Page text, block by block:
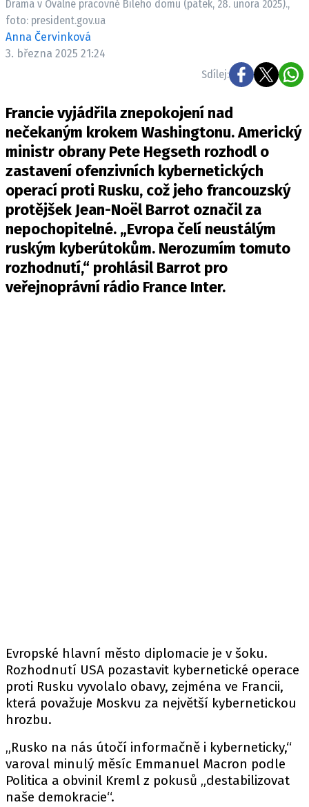
Drama v Oválné pracovně Bílého domu (pátek, 28. února 2025).,
foto: president.gov.ua
Anna Červinková
3. března 2025 21:24
Sdílej:
Francie vyjádřila znepokojení nad
nečekaným krokem Washingtonu. Americký
ministr obrany Pete Hegseth rozhodl o
zastavení ofenzivních kybernetických
operací proti Rusku, což jeho francouzský
protějšek Jean-Noël Barrot označil za
nepochopitelné. „Evropa čelí neustálým
ruským kyberútokům. Nerozumím tomuto
rozhodnutí,“ prohlásil Barrot pro
veřejnoprávní rádio France Inter.
Evropské hlavní město diplomacie je v šoku.
Rozhodnutí USA pozastavit kybernetické operace
proti Rusku vyvolalo obavy, zejména ve Francii,
která považuje Moskvu za největší kybernetickou
hrozbu.
„Rusko na nás útočí informačně i kyberneticky,“
varoval minulý měsíc Emmanuel Macron podle
Politica a obvinil Kreml z pokusů „destabilizovat
naše demokracie“.